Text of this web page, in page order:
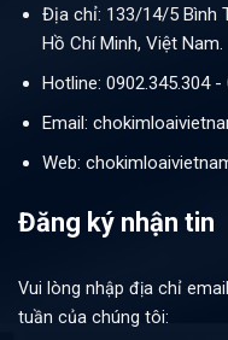
Địa chỉ: 133/14/5 Bình
Hồ Chí Minh, Việt Nam.
Hotline: 0902.345.304 -
Email:
Web:
Đăng ký nhận tin
Vui lòng nhập địa chỉ
tuần của chúng tôi: